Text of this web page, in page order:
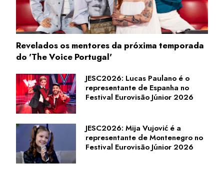
Revelados os mentores da próxima temporada
do 'The Voice Portugal'
JESC2026: Lucas Paulano é o
representante de Espanha no
Festival Eurovisão Júnior 2026
JESC2026: Mija Vujović é a
representante de Montenegro no
Festival Eurovisão Júnior 2026